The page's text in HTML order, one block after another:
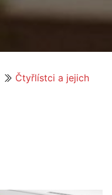
Čtyřlístci a jejich